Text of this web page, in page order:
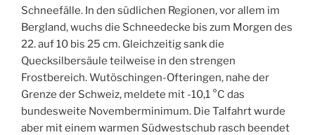
Schneefälle. In den südlichen Regionen, vor allem im
Bergland, wuchs die Schneedecke bis zum Morgen des
22. auf 10 bis 25 cm. Gleichzeitig sank die
Quecksilbersäule teilweise in den strengen
Frostbereich. Wutöschingen-Ofteringen, nahe der
Grenze der Schweiz, meldete mit -10,1 °C das
bundesweite Novemberminimum. Die Talfahrt wurde
aber mit einem warmen Südwestschub rasch beendet